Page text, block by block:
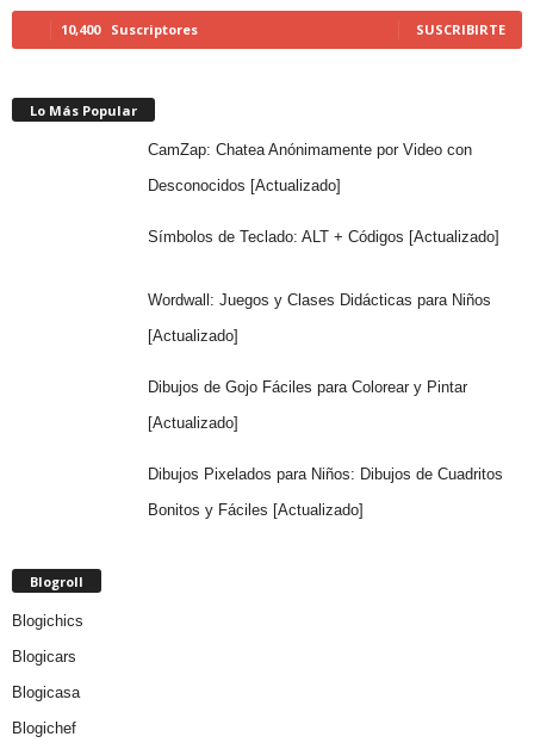
10,400 Suscriptores SUSCRIBIRTE
Lo Más Popular
CamZap: Chatea Anónimamente por Video con
Desconocidos [Actualizado]
Símbolos de Teclado: ALT + Códigos [Actualizado]
Wordwall: Juegos y Clases Didácticas para Niños
[Actualizado]
Dibujos de Gojo Fáciles para Colorear y Pintar
[Actualizado]
Dibujos Pixelados para Niños: Dibujos de Cuadritos
Bonitos y Fáciles [Actualizado]
Blogroll
Blogichics
Blogicars
Blogicasa
Blogichef